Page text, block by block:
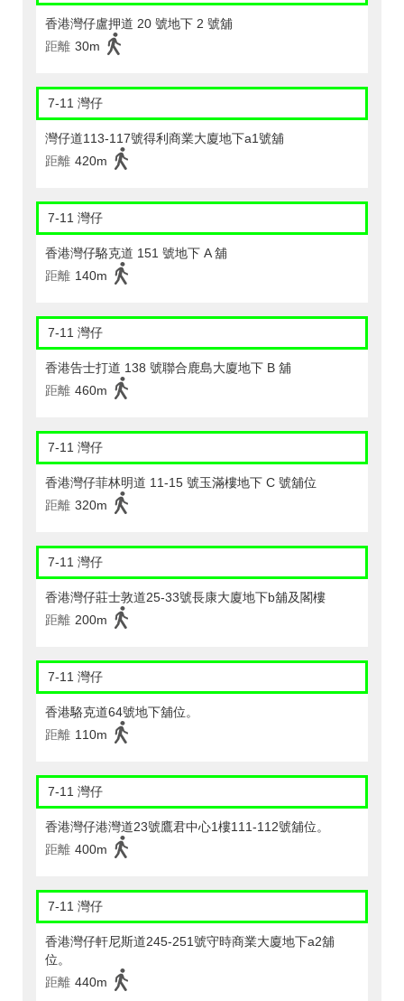
香港灣仔盧押道 20 號地下 2 號舖
距離 30m
7-11 灣仔
灣仔道113-117號得利商業大廈地下a1號舖
距離 420m
7-11 灣仔
香港灣仔駱克道 151 號地下 A 舖
距離 140m
7-11 灣仔
香港告士打道 138 號聯合鹿島大廈地下 B 舖
距離 460m
7-11 灣仔
香港灣仔菲林明道 11-15 號玉滿樓地下 C 號舖位
距離 320m
7-11 灣仔
香港灣仔莊士敦道25-33號長康大廈地下b舖及閣樓
距離 200m
7-11 灣仔
香港駱克道64號地下舖位。
距離 110m
7-11 灣仔
香港灣仔港灣道23號鷹君中心1樓111-112號舖位。
距離 400m
7-11 灣仔
香港灣仔軒尼斯道245-251號守時商業大廈地下a2舖
位。
距離 440m